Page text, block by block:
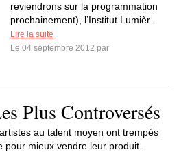
reviendrons sur la programmation
prochainement), l’Institut Lumièr...
Lire la suite
Le 04 septembre 2012 par
Plus Controversés
au talent moyen ont trempés
pour mieux vendre leur produit.